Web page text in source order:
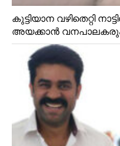
കുട്ടിയാന വഴിതെറ്റി
അയക്കാൻ വനപാലകരും